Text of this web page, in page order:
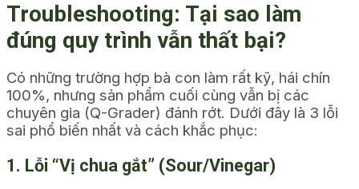
Troubleshooting: Tại sao làm
đúng quy trình vẫn thất bại?
Có những trường hợp bà con làm rất kỹ, hái chín
100%, nhưng sản phẩm cuối cùng vẫn bị các
chuyên gia (Q-Grader) đánh rớt. Dưới đây là 3 lỗi
sai phổ biến nhất và cách khắc phục:
1. Lỗi “Vị chua gắt” (Sour/Vinegar)